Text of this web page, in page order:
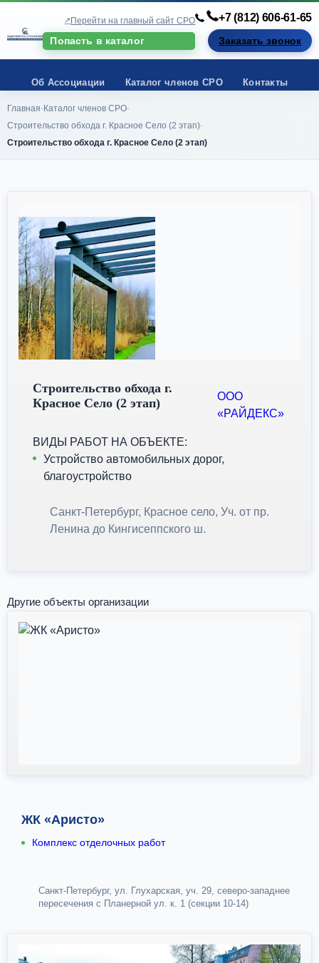
Перейти на главный сайт СРО
Попасть в каталог
+7 (812) 606-61-65
Заказать звонок
Об Ассоциации Каталог членов СРО Контакты
Главная- Каталог членов СРО-
Строительство обхода г. Красное Село (2 этап)-
Строительство обхода г. Красное Село (2 этап)
Строительство обхода г.
Красное Село (2 этап)
ООО
«РАЙДЕКС»
ВИДЫ РАБОТ НА ОБЪЕКТЕ:
Устройство автомобильных дорог,
благоустройство
Санкт-Петербург, Красное село, Уч. от пр.
Ленина до Кингисеппского ш.
Другие объекты организации
ЖК «Аристо»
Комплекс отделочных работ
Санкт-Петербург, ул. Глухарская, уч. 29, северо-западнее
пересечения с Планерной ул. к. 1 (секции 10-14)